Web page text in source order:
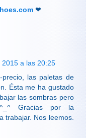
❤
a las 20:25
las paletas de
Ésta me ha gustado
las sombras pero
Gracias por la
trabajar. Nos leemos.